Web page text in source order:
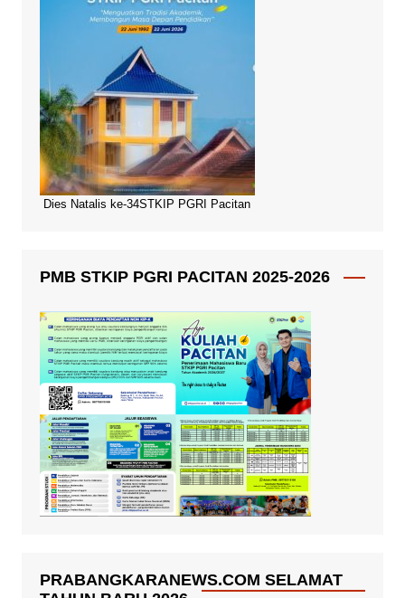
Dies Natalis ke-34STKIP PGRI Pacitan
PMB STKIP PGRI PACITAN 2025-2026
PRABANGKARANEWS.COM SELAMAT